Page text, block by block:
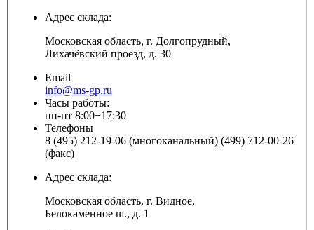
Адрес склада:
Московская область, г. Долгопрудный,
Лихачёвский проезд, д. 30
Email
info@ms-gp.ru
Часы работы:
пн-пт 8:00−17:30
Телефоны
8 (495) 212-19-06 (многоканальный) (499) 712-00-26
(факс)
Адрес склада:
Московская область, г. Видное,
Белокаменное ш., д. 1